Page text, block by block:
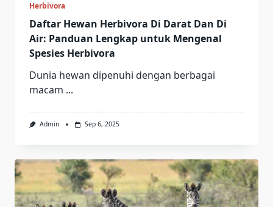
Herbivora
Daftar Hewan Herbivora Di Darat Dan Di
Air: Panduan Lengkap untuk Mengenal
Spesies Herbivora
Dunia hewan dipenuhi dengan berbagai
macam ...
Admin Sep 6, 2025